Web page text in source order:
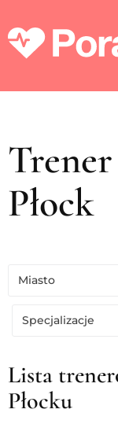
Płock
Miasto
Specjalizacje
Lista
Płocku